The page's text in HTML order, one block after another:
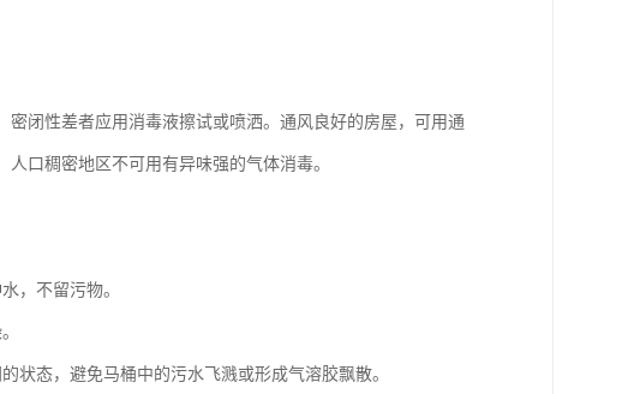
闭性差者应用消毒液擦试或喷洒。通风良好的房屋，可用通
口稠密地区不可用有异味强的气体消毒。
，不留污物。
状态，避免马桶中的污水飞溅或形成气溶胶飘散。